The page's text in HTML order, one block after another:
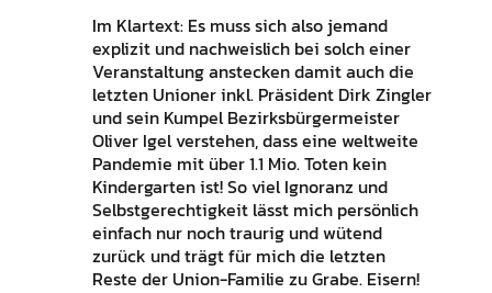
Im Klartext: Es muss sich also jemand
explizit und nachweislich bei solch einer
Veranstaltung anstecken damit auch die
letzten Unioner inkl. Präsident Dirk Zingler
und sein Kumpel Bezirksbürgermeister
Oliver Igel verstehen, dass eine weltweite
Pandemie mit über 1.1 Mio. Toten kein
Kindergarten ist! So viel Ignoranz und
Selbstgerechtigkeit lässt mich persönlich
einfach nur noch traurig und wütend
zurück und trägt für mich die letzten
Reste der Union-Familie zu Grabe. Eisern!